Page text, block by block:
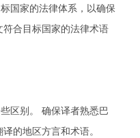
国家的法律体系，以确保
合目标国家的法律术语
区别。 确保译者熟悉巴
的地区方言和术语。